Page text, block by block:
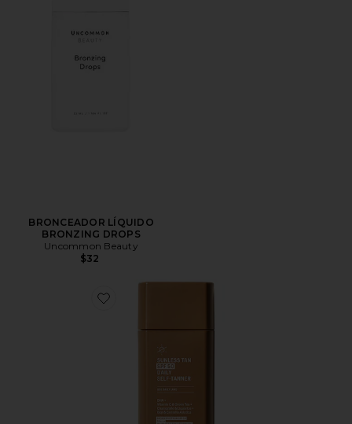
BRONCEADOR LÍQUIDO
BRONZING DROPS
Uncommon Beauty
$32
Favorite AUTOBRONCEADOR SUNLESS TAN DAILY